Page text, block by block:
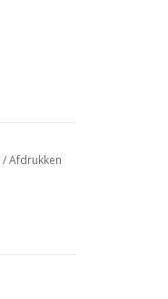
/Afdrukken